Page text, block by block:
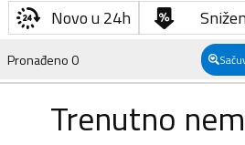
Novo u 24h
Pronađeno0
Trenutno